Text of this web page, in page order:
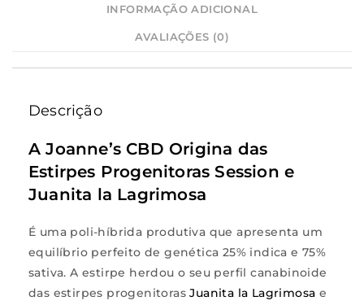
INFORMAÇÃO ADICIONAL
AVALIAÇÕES (0)
Descrição
A Joanne’s CBD Origina das
Estirpes Progenitoras Session e
Juanita la Lagrimosa
É uma poli-híbrida produtiva que apresenta um
equilíbrio perfeito de genética 25% indica e 75%
sativa. A estirpe herdou o seu perfil canabinoide
das estirpes progenitorasJuanita la Lagrimosa e